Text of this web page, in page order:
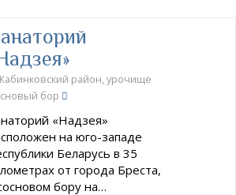
район, урочище
бор
«Надзея»
на юго-западе
Беларусь в 35
от города Бреста,
бору на…